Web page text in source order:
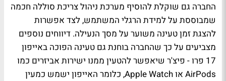
החברה גם שוקלת להוסיף מערכת ניהול צריכת סוללה חכמה
שמבוססת על למידת הרגלי המשתמש, לצד אפשרות
להצגת זמן טעינה משוער על מסך הנעילה. דיווחים נוספים
מצביעים על כך שהחברה בוחנת גם טעינה הפוכה באייפון
17 פרו - פיצ'ר שיאפשר להטעין ממנו ישירות אביזרים כמו
AirPods או Apple Watch, כלומר האייפון ישמש כמעין